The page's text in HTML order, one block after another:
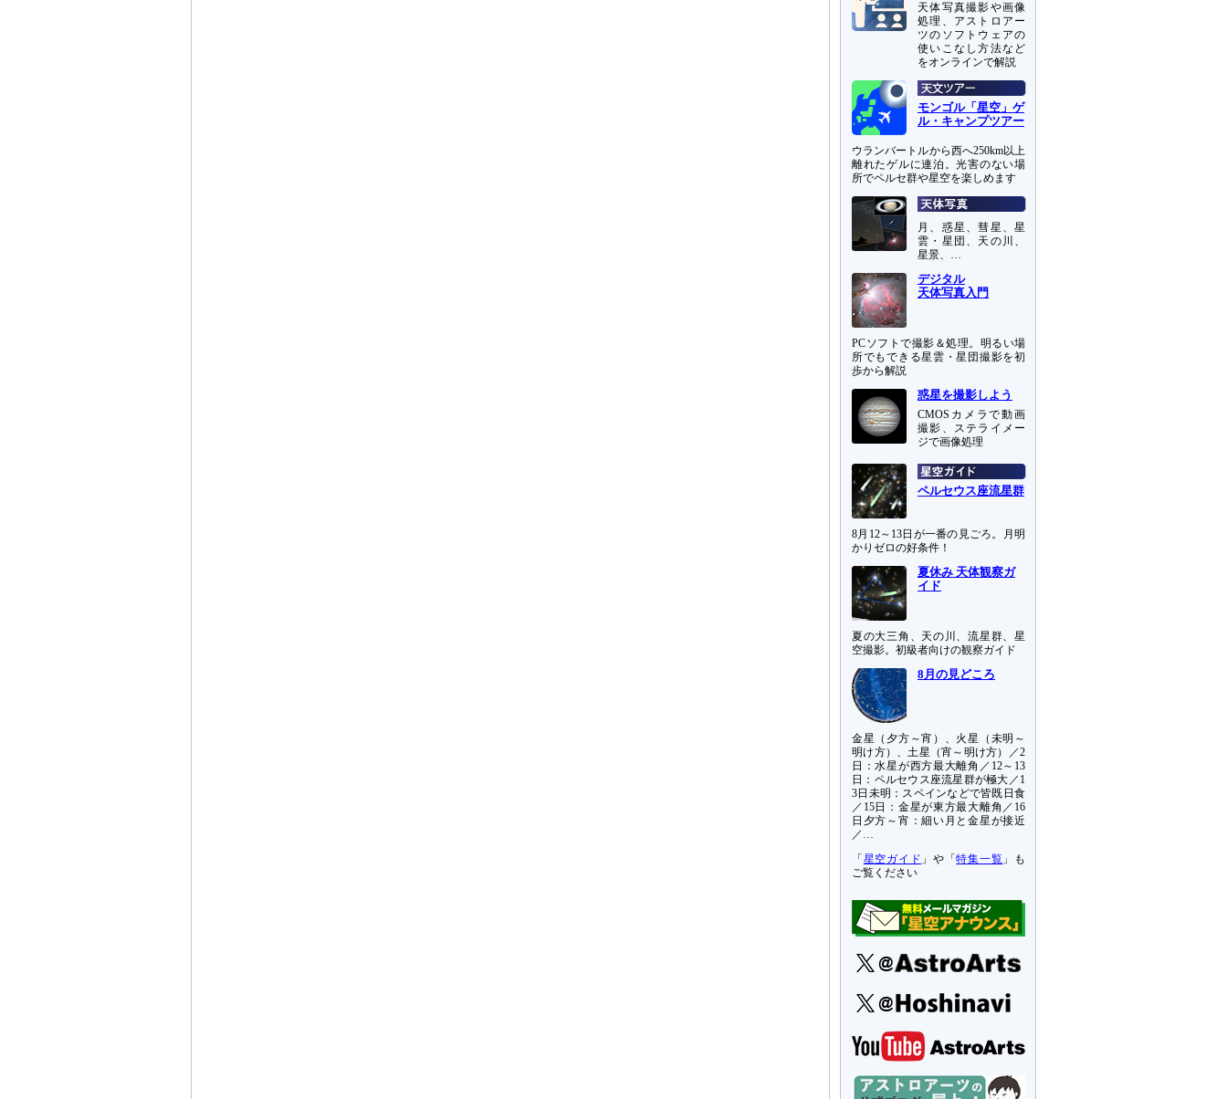
天体写真撮影や画像
処理、アストロアー
ツのソフトウェアの
使いこなし方法など
をオンラインで解説
モンゴル「星空」ゲ
ル・キャンプツアー
ウランバートルから西へ250km以上
離れたゲルに連泊。光害のない場
所でペルセ群や星空を楽しめます
月、惑星、彗星、星
雲・星団、天の川、
星景、…
デジタル
天体写真入門
PCソフトで撮影＆処理。明るい場
所でもできる星雲・星団撮影を初
歩から解説
惑星を撮影しよう
CMOSカメラで動画
撮影、ステライメー
ジで画像処理
ペルセウス座流星群
8月12～13日が一番の見ごろ。月明
かりゼロの好条件！
夏休み 天体観察ガ
イド
夏の大三角、天の川、流星群、星
空撮影。初級者向けの観察ガイド
8月の見どころ
金星（夕方～宵）、火星（未明～
明け方）、土星（宵～明け方）／2
日：水星が西方最大離角／12～13
日：ペルセウス座流星群が極大／1
3日未明：スペインなどで皆既日食
／15日：金星が東方最大離角／16
日夕方～宵：細い月と金星が接近
／…
「 星空ガイド 」や「特集一覧 」も
ご覧ください